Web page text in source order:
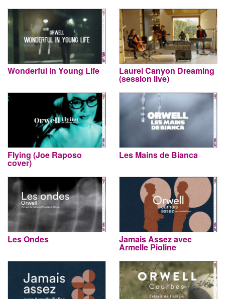
Wonderful in Young Life Laurel Canyon Dreaming
(session live)
Flying (Joe Raposo
cover)
Les Mains de Bianca
Les Ondes Jamais Assez avec
Armelle Pioline